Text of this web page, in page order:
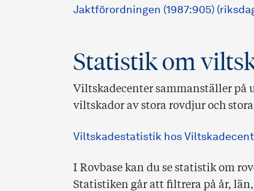
Jaktförordningen (1987:905)
Statistik om
Viltskadecenter sammanställer på
viltskador av stora rovdjur och
Viltskadestatistik hos
I Rovbase kan du se statistik om
Statistiken går att filtrera på år,